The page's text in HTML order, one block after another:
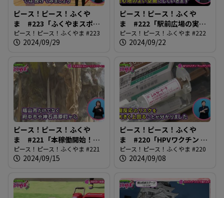
ピース！ピース！ふくや
ま #223「ふくやまスポー
ツフェスティバル2024」
ピース！ピース！ふくやま #223
2024/09/29
ピース！ピース！ふくや
ま #222「駅前広場の実証
実験」
ピース！ピース！ふくやま #222
2024/09/22
ピース！ピース！ふくや
ま #221「本稼働開始！ふ
くやまローズエネルギーセ
ンター」
ピース！ピース！ふくやま #221
2024/09/15
ピース！ピース！ふくや
ま #220「HPVワクチン キ
ャッチアップ接種」
ピース！ピース！ふくやま #220
2024/09/08